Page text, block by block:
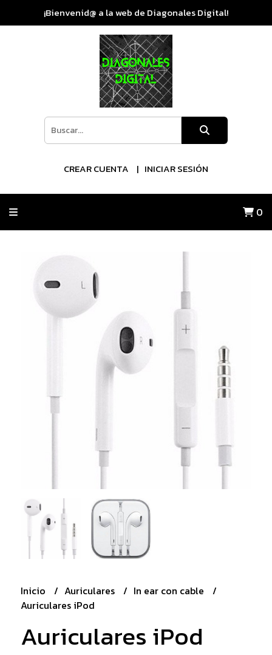
¡Bienvenid@ a la web de Diagonales Digital!
CREAR CUENTA INICIAR SESIÓN
0
Inicio Auriculares
In ear con cable
Auriculares iPod
Auriculares iPod